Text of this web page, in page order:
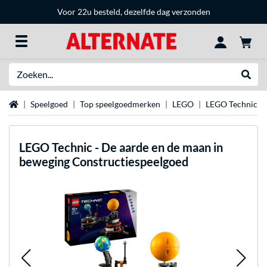
Voor 22u besteld, dezelfde dag verzonden
HomeSpeelgoed Top speelgoedmerken LEGO LEGO Technic
LEGOTechnic - De aarde en de maan in
beweging Constructiespeelgoed